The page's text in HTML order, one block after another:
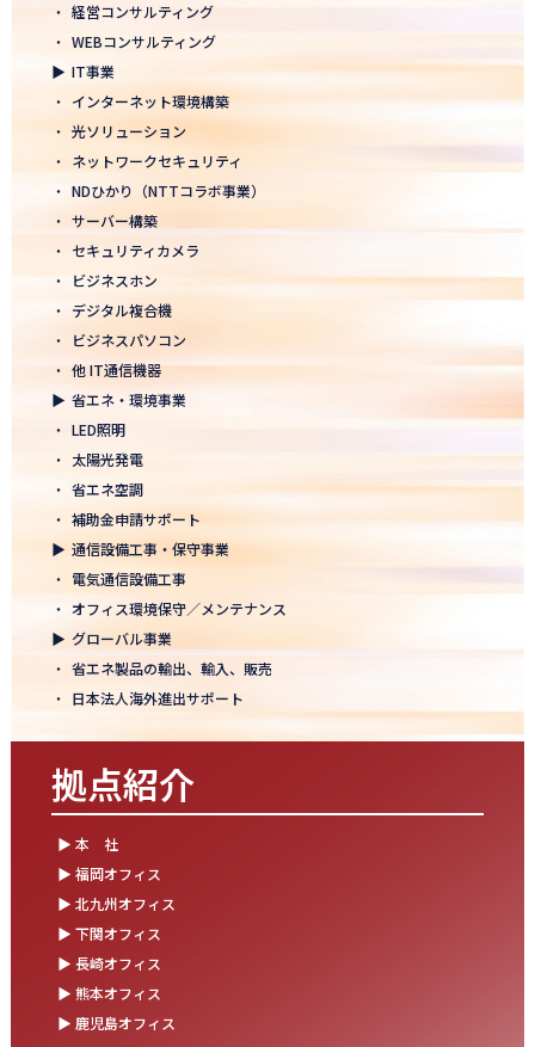
2026年 新年のご挨拶
2025.12.26
一年の感謝を込めて、大掃除を行いました！ ～年末のご挨拶～
2025.12.12
年末年始休業のお知らせ
2025年度上期「NTT-WEST 1000×CLUB」認定式にて表彰
2025.11.06
「心を高め、経営を伸ばす」NDグループが「稲盛フィロソフィー
世界大会」に参画
モノづくりフェア2025にて講演登壇！LED照明の未来を語る
2025.10.17
結束を深めた2日間！創立50年目の方針発表会を開催！
2025.10.07
【日本電通グループ内定式開催】2026年度卒 新卒10期生が本社に
集まりました！
2025.09.11
松山オフィスお引っ越し！快適空間にアップグレード✨
湯布院保養所をリノベーションし、9月オープン！～社員とご家族
の「心と体のリフレッシュ拠点」に～
松山オフィス 事務所移転のお知らせ
2025.08.05
業務効率が劇的に進化！商品ビリンググループにRPAを導入しまし
・ 経営コンサルティング
・ WEBコンサルティング
▶ IT事業
・ インターネット環境構築
・ 光ソリューション
・ ネットワークセキュリティ
・ NDひかり（NTTコラボ事業）
・ サーバー構築
・ セキュリティカメラ
・
ビジネスホン
・ デジタル複合機
・
ビジネスパソコン
・ 他 IT通信機器
▶ 省エネ・環境事業
・ LED照明
・ 太陽光発電
・ 省エネ空調
・ 補助金申請サポート
▶ 通信設備工事・保守事業
・ 電気通信設備工事
・ オフィス環境保守／メンテナンス
▶ グローバル事業
・ 省エネ製品の輸出、輸入、販売
・ 日本法人海外進出サポート
拠点紹介
▶ 本 社
▶ 福岡オフィス
▶ 北九州オフィス
▶ 下関オフィス
▶ 長崎オフィス
▶ 熊本オフィス
▶ 鹿児島オフィス